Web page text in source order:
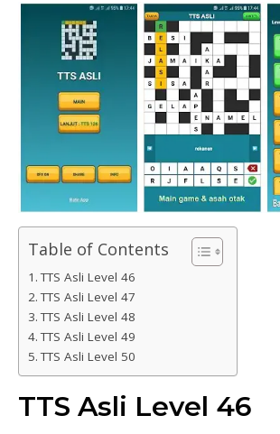
Table of Contents
TTS Asli Level 46
TTS Asli Level 47
TTS Asli Level 48
TTS Asli Level 49
TTS Asli Level 50
TTS Asli Level 46